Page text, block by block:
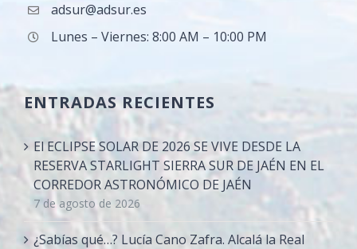
adsur@adsur.es
Lunes – Viernes: 8:00 AM – 10:00 PM
ENTRADAS RECIENTES
El ECLIPSE SOLAR DE 2026 SE VIVE DESDE LA
RESERVA STARLIGHT SIERRA SUR DE JAÉN EN EL
CORREDOR ASTRONÓMICO DE JAÉN
7 de agosto de 2026
¿Sabías qué…? Lucía Cano Zafra. Alcalá la Real